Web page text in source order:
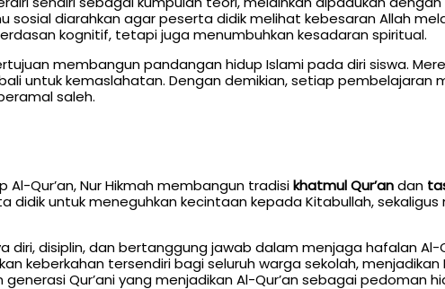
sosial diarahkan agar peserta didik melihat kebesaran Allah
kognitif, tetapi juga menumbuhkan kesadaran spiritual.
membangun pandangan hidup Islami pada diri siswa.
untuk kemaslahatan. Dengan demikian, setiap pembelajaran
saleh.
Qur’an, Nur Hikmah membangun tradisikhatmul Qur’andan
untuk meneguhkan kecintaan kepada Kitabullah,
disiplin, dan bertanggung jawab dalam menjaga hafalan Al-
keberkahan tersendiri bagi seluruh warga sekolah,
Qur’ani yang menjadikan Al-Qur’an sebagai pedoman